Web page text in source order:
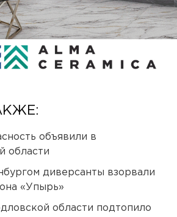
объявили в
области
диверсанты взорвали
«Упырь»
области подтопило